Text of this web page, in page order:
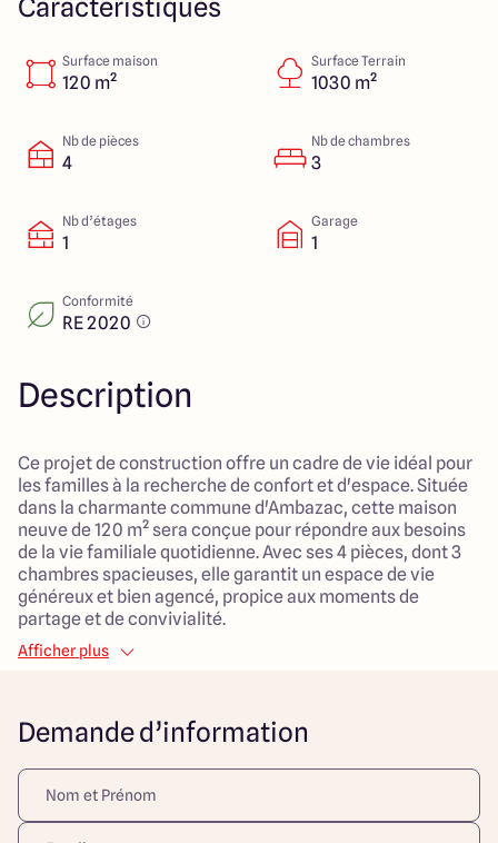
Caractéristiques
Surface maison
120 m²
Surface Terrain
1030 m²
Nb de pièces
4
Nb de chambres
3
Nb d’étages
1
Garage
1
Conformité
RE 2020
Description
Ce projet de construction offre un cadre de vie idéal pour
les familles à la recherche de confort et d'espace. Située
dans la charmante commune d'Ambazac, cette maison
neuve de 120 m² sera conçue pour répondre aux besoins
de la vie familiale quotidienne. Avec ses 4 pièces, dont 3
chambres spacieuses, elle garantit un espace de vie
généreux et bien agencé, propice aux moments de
partage et de convivialité.
Le terrain, d'une surface de 1030 m², est orienté en pente,
un environnement rural, tout en étant à proximité des
familles. Les enfants pourront profiter d'un cadre naturel,
sécurisant, et propice aux activités en plein air.
Afficher plus
Demande d’information